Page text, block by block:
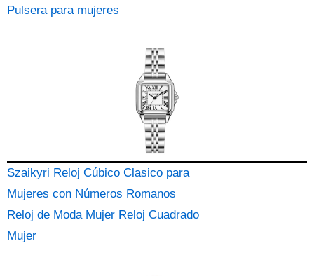
Pulsera para mujeres
Szaikyri Reloj Cúbico Clasico para
Mujeres con Números Romanos
Reloj de Moda Mujer Reloj Cuadrado
Mujer